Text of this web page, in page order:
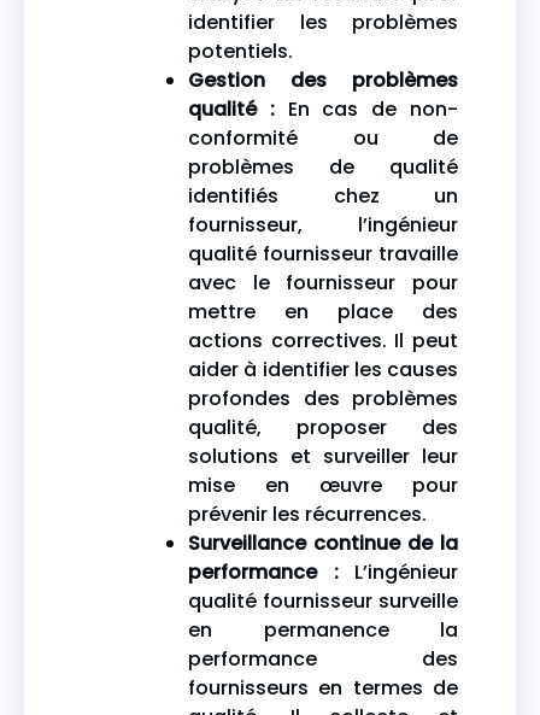
identifier les problèmes
potentiels.
Gestion des problèmes
qualité :En cas de non-
conformité ou de
problèmes de qualité
identifiés chez un
fournisseur, l’ingénieur
qualité fournisseur travaille
avec le fournisseur pour
mettre en place des
actions correctives. Il peut
aider à identifier les causes
profondes des problèmes
qualité, proposer des
solutions et surveiller leur
mise en œuvre pour
prévenir les récurrences.
Surveillance continue de la
performance :L’ingénieur
qualité fournisseur surveille
en permanence la
performance des
fournisseurs en termes de